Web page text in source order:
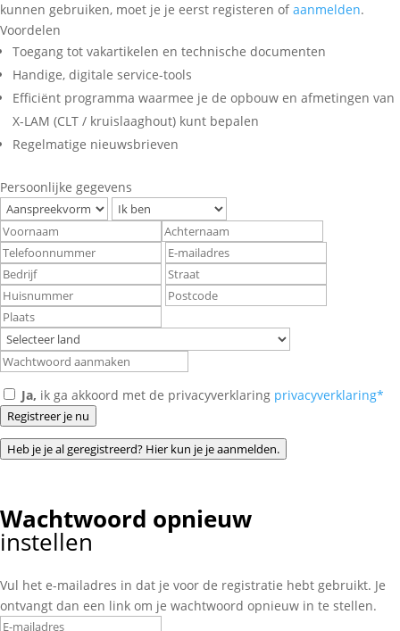
kunnen gebruiken, moet je je eerst registeren ofaanmelden.
Voordelen
Toegang tot vakartikelen en technische documenten
Handige, digitale service-tools
Efficiënt programma waarmee je de opbouw en afmetingen van
X-LAM (CLT / kruislaaghout) kunt bepalen
Regelmatige nieuwsbrieven
Persoonlijke gegevens
Ja, ik ga akkoord met de privacyverklaring privacyverklaring*
Registreer je nu
Heb je je al geregistreerd? Hier kun je je aanmelden.
Wachtwoord opnieuw
instellen
Vul het e-mailadres in dat je voor de registratie hebt gebruikt. Je
ontvangt dan een link om je wachtwoord opnieuw in te stellen.